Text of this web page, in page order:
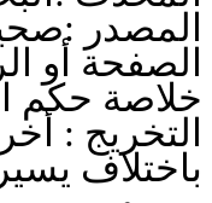
المصدر :
الصفحة أو
خلاصة حكم
التخريج :
باختلاف